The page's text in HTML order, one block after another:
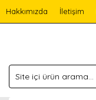
Hakkımızda İletişim